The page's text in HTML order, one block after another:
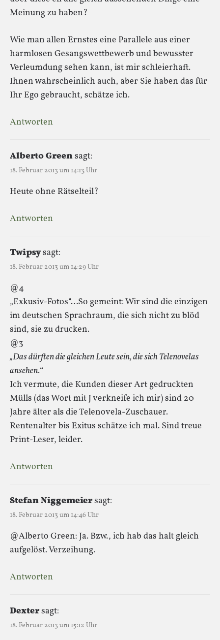
Meinung zu haben?
Wie man allen Ernstes eine Parallele aus einer
harmlosen Gesangswettbewerb und bewusster
Verleumdung sehen kann, ist mir schleierhaft.
Ihnen wahrscheinlich auch, aber Sie haben das für
Ihr Ego gebraucht, schätze ich.
Antworten
Alberto Greensagt:
18. Februar 2013 um 14:13 Uhr
Heute ohne Rätselteil?
Antworten
Twipsysagt:
18. Februar 2013 um 14:29 Uhr
@4
„Exkusiv-Fotos“…So gemeint: Wir sind die einzigen
im deutschen Sprachraum, die sich nicht zu blöd
sind, sie zu drucken.
@3
„Das dürften die gleichen Leute sein, die sich Telenovelas
ansehen.“
Ich vermute, die Kunden dieser Art gedruckten
Mülls (das Wort mit J verkneife ich mir) sind 20
Jahre älter als die Telenovela-Zuschauer.
Rentenalter bis Exitus schätze ich mal. Sind treue
Print-Leser, leider.
Antworten
Stefan Niggemeiersagt:
18. Februar 2013 um 14:46 Uhr
@Alberto Green: Ja. Bzw., ich hab das halt gleich
aufgelöst. Verzeihung.
Antworten
Dextersagt:
18. Februar 2013 um 15:12 Uhr